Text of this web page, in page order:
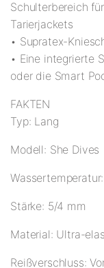
Schulterbereich
Tarierjackets
• Supratex-
• Eine integrierte
oder die Smart
FAKTEN
Typ: Lang
Modell: She Dives
Stärke: 5/4 mm
Material: Ultra-
Reißverschluss: